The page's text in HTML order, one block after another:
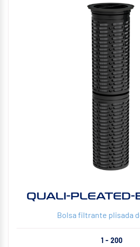
QUALI-PLEATED-
Bolsa filtrante plisada
1 - 200